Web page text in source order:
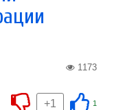
1173
1
+1